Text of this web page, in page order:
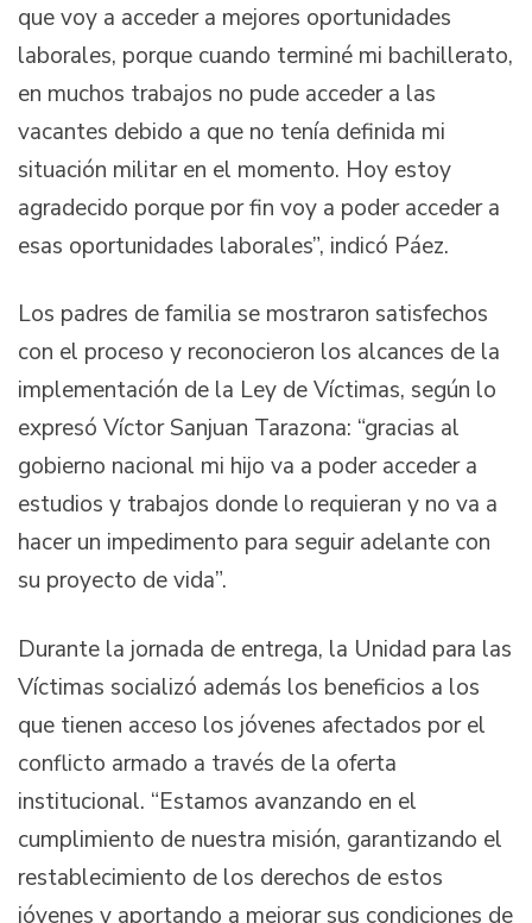
que voy a acceder a mejores oportunidades
laborales, porque cuando terminé mi bachillerato,
en muchos trabajos no pude acceder a las
vacantes debido a que no tenía definida mi
situación militar en el momento. Hoy estoy
agradecido porque por fin voy a poder acceder a
esas oportunidades laborales”, indicó Páez.
Los padres de familia se mostraron satisfechos
con el proceso y reconocieron los alcances de la
implementación de la Ley de Víctimas, según lo
expresó Víctor Sanjuan Tarazona: “gracias al
gobierno nacional mi hijo va a poder acceder a
estudios y trabajos donde lo requieran y no va a
hacer un impedimento para seguir adelante con
su proyecto de vida”.
Durante la jornada de entrega, la Unidad para las
Víctimas socializó además los beneficios a los
que tienen acceso los jóvenes afectados por el
conflicto armado a través de la oferta
institucional. “Estamos avanzando en el
cumplimiento de nuestra misión, garantizando el
restablecimiento de los derechos de estos
jóvenes y aportando a mejorar sus condiciones de